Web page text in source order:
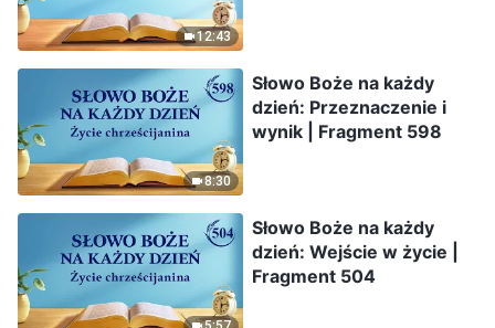
12:43
8:30
Słowo Boże na każdy
dzień: Przeznaczenie i
wynik | Fragment 598
Słowo Boże na każdy
dzień: Wejście w życie |
Fragment 504